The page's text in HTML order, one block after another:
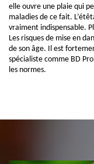
elle ouvre une plaie qui
maladies de ce fait.
vraiment indispensable.
Les risques de mise en
de son âge. Il est
spécialiste comme BD
les normes.